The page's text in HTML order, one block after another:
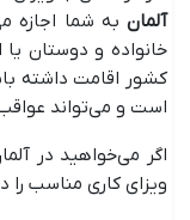
آلمان به شما اجازه
کشور اقامت داشته
است و می‌تواند
اگر می‌خواهید در
ویزای کاری مناسب را